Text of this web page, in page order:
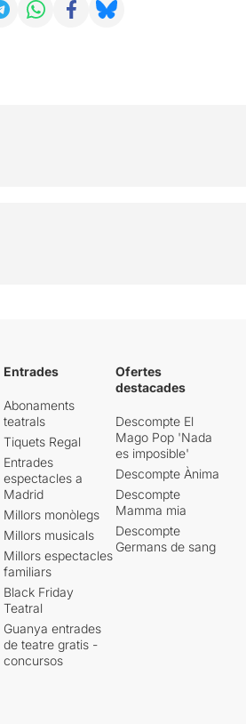
Entrades
Abonaments
teatrals
Tiquets Regal
Entrades
espectacles a
Madrid
Millors monòlegs
Millors musicals
Millors espectacles
familiars
Black Friday
Teatral
Guanya entrades
de teatre gratis -
concursos
Ofertes
destacades
Descompte El
Mago Pop 'Nada
es imposible'
Descompte Ànima
Descompte
Mamma mia
Descompte
Germans de sang